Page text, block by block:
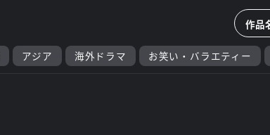
アジア 海外ドラマ お笑い・バラエティー